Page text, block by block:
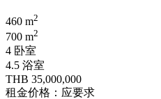
460 m2
700 m2
4 卧室
4.5 浴室
THB 35,000,000
租金价格：应要求